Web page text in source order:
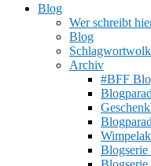
Blog
Wer schreibt
Blog
Archiv
#BFF
Blogserie